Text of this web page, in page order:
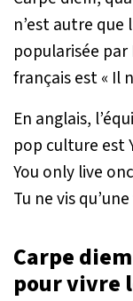
n’est autre que
popularisée
français est « Il
En anglais,
pop culture est
You only live
Tu ne vis
Carpe
pour vivre